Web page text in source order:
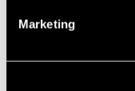
Marketing